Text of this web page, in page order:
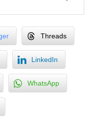
Threads
LinkedIn
WhatsApp